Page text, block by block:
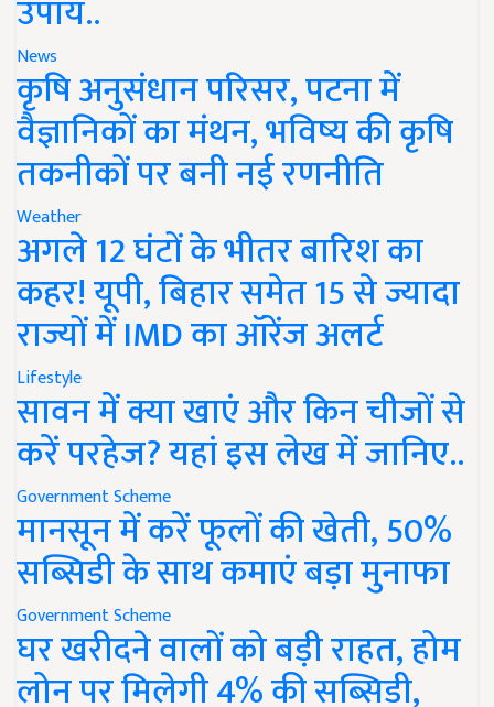
उपाय..
News
कृषि अनुसंधान परिसर, पटना में
वैज्ञानिकों का मंथन, भविष्य की कृषि
तकनीकों पर बनी नई रणनीति
Weather
अगले 12 घंटों के भीतर बारिश का
कहर! यूपी, बिहार समेत 15 से ज्यादा
राज्यों में IMD का ऑरेंज अलर्ट
Lifestyle
सावन में क्या खाएं और किन चीजों से
करें परहेज? यहां इस लेख में जानिए..
Government Scheme
मानसून में करें फूलों की खेती, 50%
सब्सिडी के साथ कमाएं बड़ा मुनाफा
Government Scheme
घर खरीदने वालों को बड़ी राहत, होम
लोन पर मिलेगी 4% की सब्सिडी,